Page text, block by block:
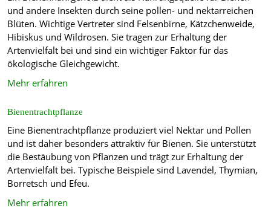
und andere Insekten durch seine pollen- und nektarreichen
Blüten. Wichtige Vertreter sind Felsenbirne, Kätzchenweide,
Hibiskus und Wildrosen. Sie tragen zur Erhaltung der
Artenvielfalt bei und sind ein wichtiger Faktor für das
ökologische Gleichgewicht.
Mehr erfahren
Bienentrachtpflanze
Eine Bienentrachtpflanze produziert viel Nektar und Pollen
und ist daher besonders attraktiv für Bienen. Sie unterstützt
die Bestäubung von Pflanzen und trägt zur Erhaltung der
Artenvielfalt bei. Typische Beispiele sind Lavendel, Thymian,
Borretsch und Efeu.
Mehr erfahren